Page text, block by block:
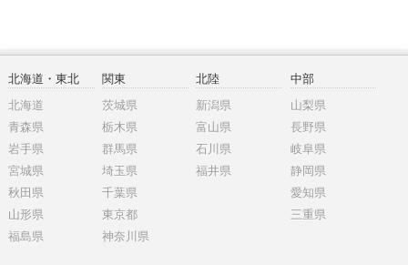
北海道・東北
北海道
青森県
岩手県
宮城県
秋田県
山形県
福島県
関東
茨城県
栃木県
群馬県
埼玉県
千葉県
東京都
神奈川県
北陸
新潟県
富山県
石川県
福井県
中部
山梨県
長野県
岐阜県
静岡県
愛知県
三重県